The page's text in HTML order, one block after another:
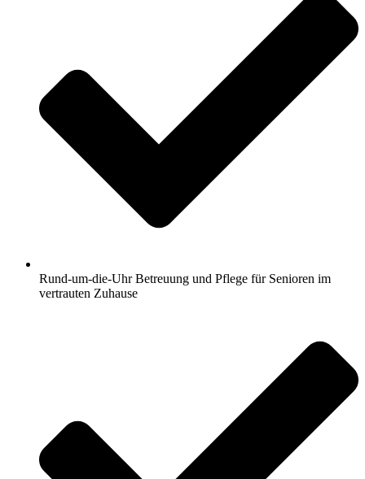
Rund-um-die-Uhr Betreuung und Pflege für Senioren im
vertrauten Zuhause